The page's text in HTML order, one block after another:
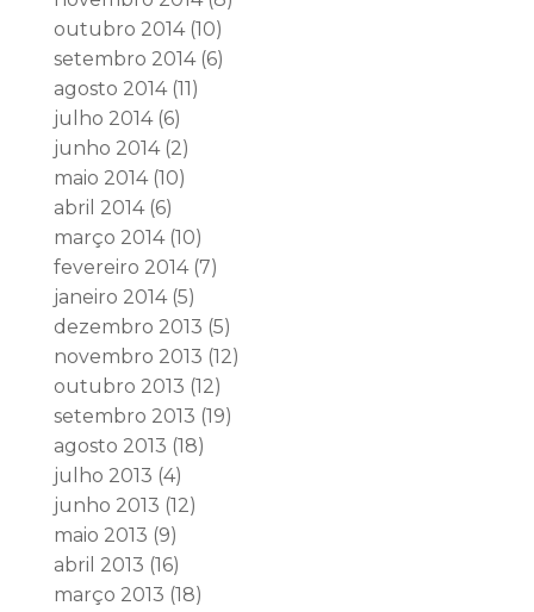
outubro 2014(10)
setembro 2014(6)
agosto 2014(11)
julho 2014(6)
junho 2014(2)
maio 2014(10)
abril 2014(6)
março 2014(10)
fevereiro 2014(7)
janeiro 2014(5)
dezembro 2013 (5)
novembro 2013 (12)
outubro 2013 (12)
setembro 2013 (19)
agosto 2013 (18)
julho 2013 (4)
junho 2013 (12)
maio 2013 (9)
abril 2013 (16)
março 2013 (18)